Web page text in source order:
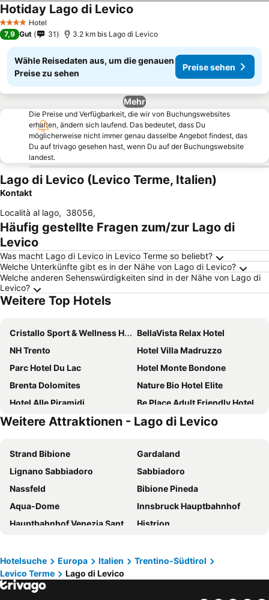
4 Sterne Hotel
Hotiday Lago di Levico
7,9 Gut 31 3.2 km bis Lago di Levico
Wähle Reisedaten aus, um die genauen
Preise zu sehen
Preise sehen
Mehr
Die Preise und Verfügbarkeit, die wir von Buchungswebsites
erhalten, ändern sich laufend. Das bedeutet, dass Du
möglicherweise nicht immer genau dasselbe Angebot findest, das
Du auf trivago gesehen hast, wenn Du auf der Buchungswebsite
landest.
Lago di Levico (Levico Terme, Italien)
Kontakt
Località al lago, 38056,
Häufig gestellte Fragen zum/zur Lago di
Levico
Was macht Lago di Levico in Levico Terme so beliebt?
Welche Unterkünfte gibt es in der Nähe von Lago di Levico?
Welche anderen Sehenswürdigkeiten sind in der Nähe von Lago di
Levico?
Weitere Top Hotels
Cristallo Sport & Wellness Hotel
BellaVista Relax Hotel
NH Trento
Hotel Villa Madruzzo
Parc Hotel Du Lac
Hotel Monte Bondone
Brenta Dolomites
Nature Bio Hotel Elite
Hotel Alle Piramidi
Be Place Adult Friendly Hotel
Hotel Alpenrose
Hotel America
Hotel Eden
Hotel Liberty
Ambassador
Best Western Hotel Adige
Hotel Everest
Hotel Alpine Mugon
Residence Hotel Miralago
Grand Hotel Trento
Hotel Buonconsiglio
Hotel Zodiaco & Spa
Villaggio Hotel Aquila
Blu Hotel Natura & Spa - Adults Only
Hotel Norge
Hotel Lucia
Weitere Attraktionen - Lago di Levico
Strand Bibione
Gardaland
Lignano Sabbiadoro
Sabbiadoro
Nassfeld
Bibione Pineda
Aqua-Dome
Innsbruck Hauptbahnhof
Hauptbahnhof Venezia Santa Lucia
Histrion
Laguna Materada
Porto Santa Margherita
Lungomare Caorle
Hauptbahnhof von Triest
Hotelsuche Europa Italien
Trentino-Südtirol
Levico Terme
Lago di Levico